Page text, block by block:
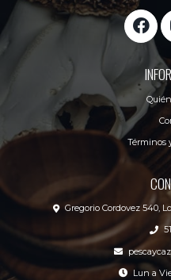
Términos
Gregorio Cordovez 540,
Lun a